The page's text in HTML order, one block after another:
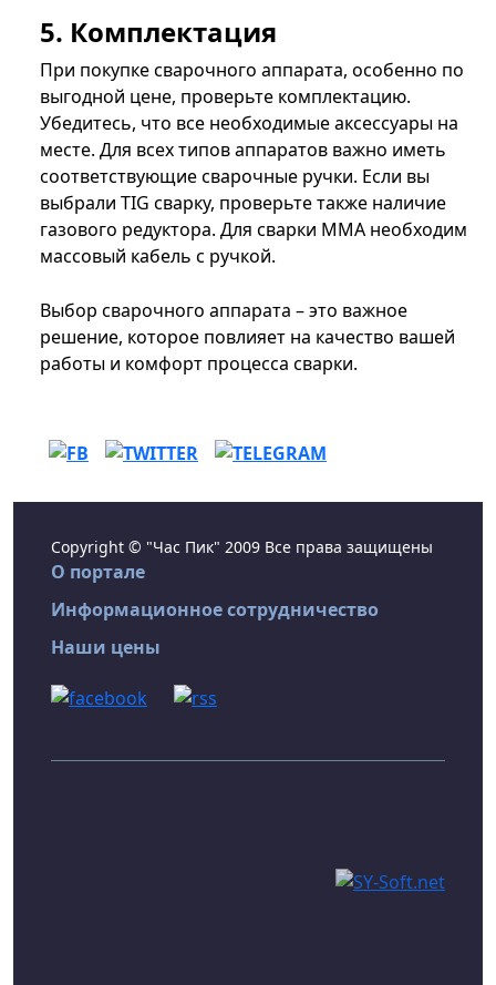
5. Комплектация
При покупке сварочного аппарата, особенно по
выгодной цене, проверьте комплектацию.
Убедитесь, что все необходимые аксессуары на
месте. Для всех типов аппаратов важно иметь
соответствующие сварочные ручки. Если вы
выбрали TIG сварку, проверьте также наличие
газового редуктора. Для сварки MMA необходим
массовый кабель с ручкой.
Выбор сварочного аппарата – это важное
решение, которое повлияет на качество вашей
работы и комфорт процесса сварки.
Copyright © "Час Пик" 2009 Все права защищены
О портале
Информационное сотрудничество
Наши цены